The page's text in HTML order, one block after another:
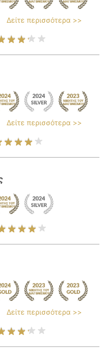
Δείτε περισσότερα >>
Δείτε περισσότερα >>
Δείτε περισσότερα >>